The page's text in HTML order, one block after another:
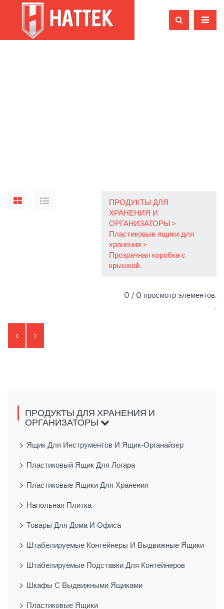
ПРОДУКТЫ ДЛЯ
ХРАНЕНИЯ И
ОРГАНИЗАТОРЫ
Пластиковые ящики для
хранения
Прозрачная коробка с
крышкой.
0 / 0 просмотр элементов.
,
ПРОДУКТЫ ДЛЯ ХРАНЕНИЯ И
ОРГАНИЗАТОРЫ
Ящик Для Инструментов И Ящик-Органайзер
Пластиковый Ящик Для Логара
Пластиковые Ящики Для Хранения
Напольная Плитка
Товары Для Дома И Офиса
Штабелируемые Контейнеры И Выдвижные Ящики
Штабелируемые Подставки Для Контейнеров
Шкафы С Выдвижными Ящиками
Пластиковые Ящики